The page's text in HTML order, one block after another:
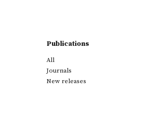
Publications
All
Journals
New releases